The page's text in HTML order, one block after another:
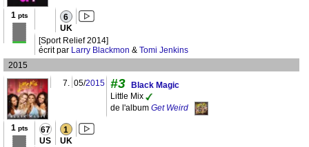
1 pts 6
UK
[Sport Relief 2014]
écrit par Larry Blackmon & Tomi Jenkins
2015
7. 05/2015 #3
Black Magic
Little Mix
de l'album Get Weird
1 pts 67
US
1
UK